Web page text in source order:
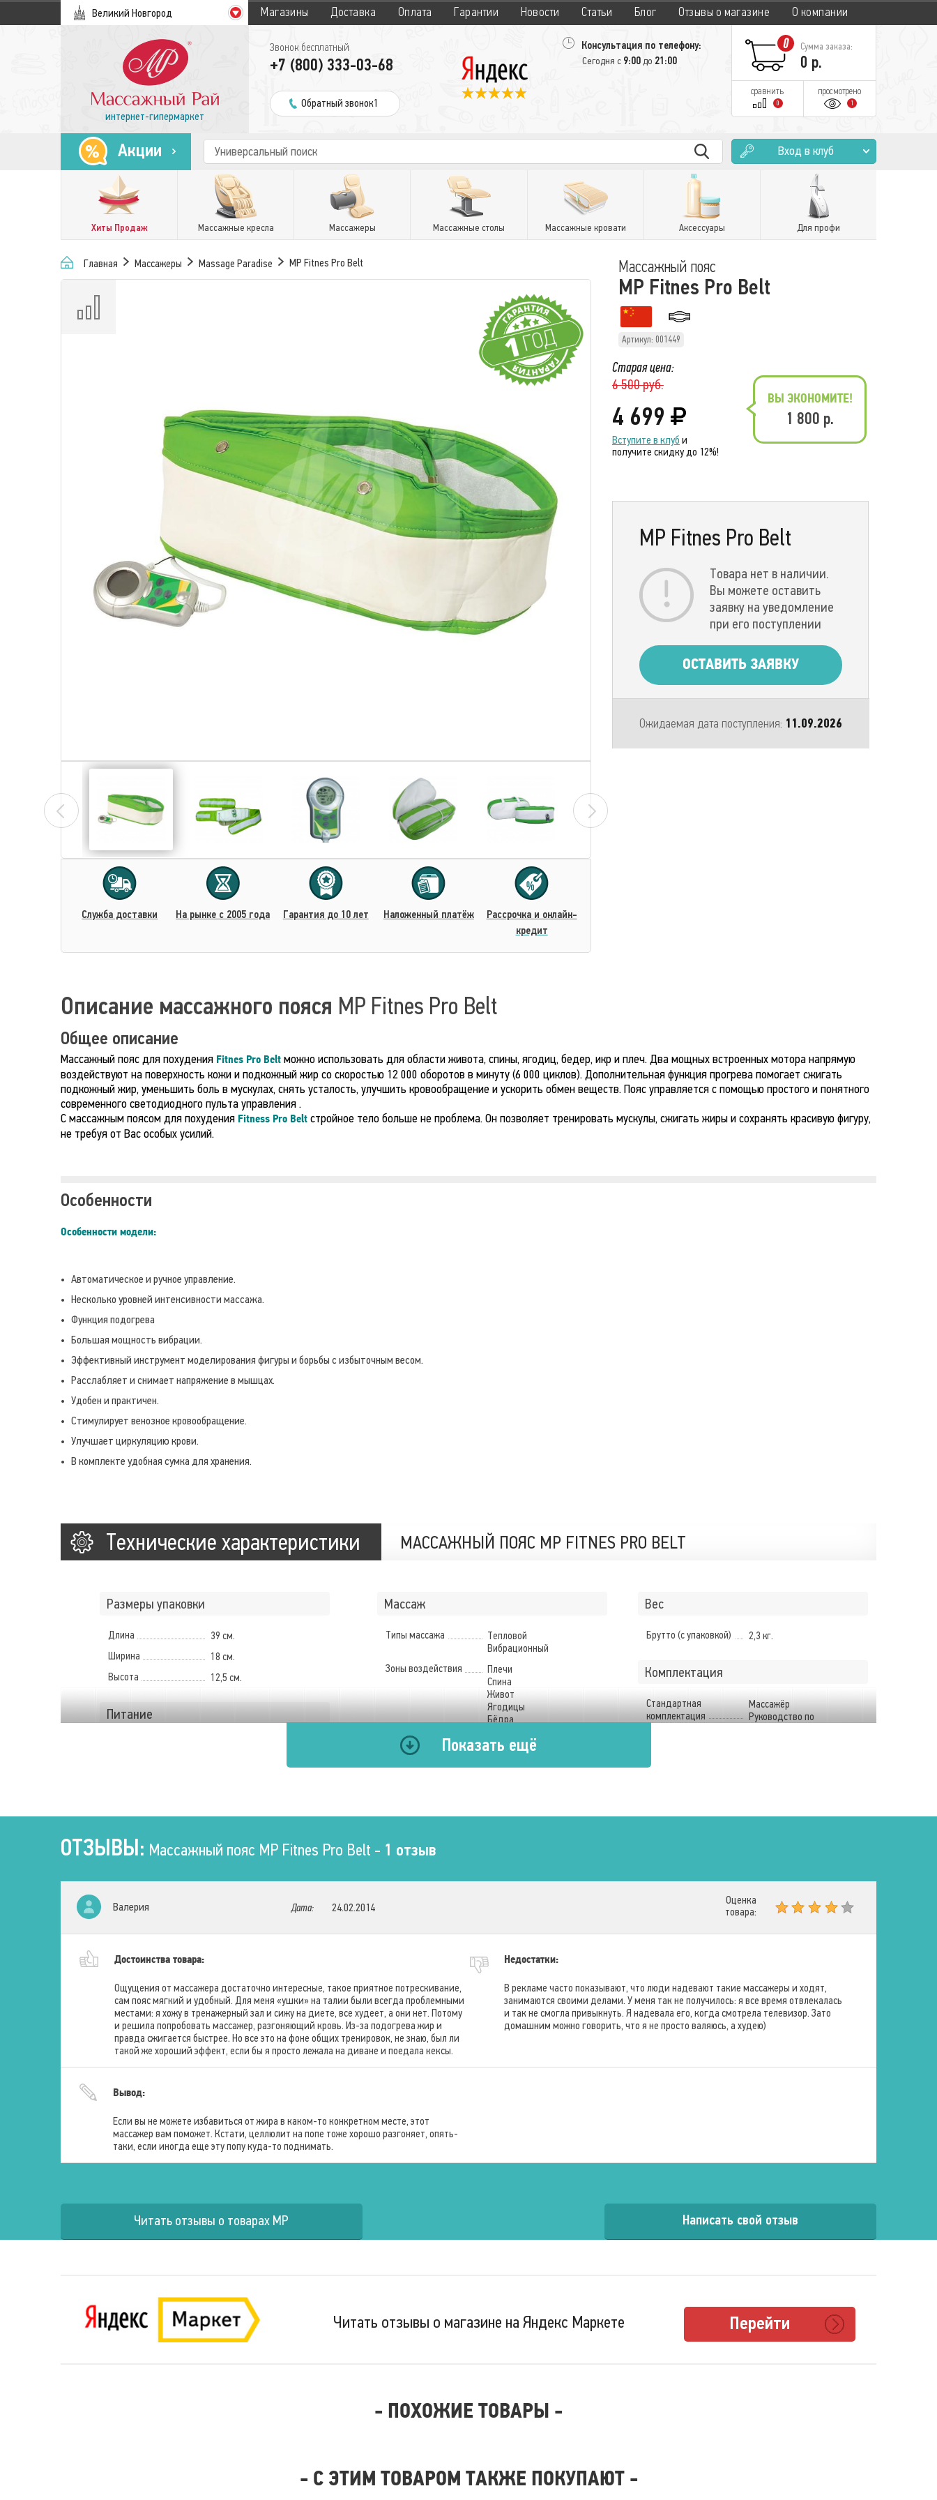
Великий Новгород Магазины Доставка Оплата Гарантии Новости Статьи Блог Отзывы о магазине О компании
интернет-гипермаркет
Звонок бесплатный
+7 (800) 333-03-68
Обратный звонок1
Консультация по телефону:
Сегодня с 9:00до 21:00
0 Сумма заказа:
0 р.
сравнить
0
просмотрено
1
Акции Вход в клуб
Хиты Продаж Массажные кресла Массажеры Массажные столы Массажные кровати Аксессуары Для профи
Главная Массажеры Massage Paradise MP Fitnes Pro Belt Массажный пояс
MP Fitnes Pro Belt
Артикул: 001449
Старая цена:
6 500 руб.
4 699
Вступите в клуб и
получите скидку до 12%!
ВЫ ЭКОНОМИТЕ!
1 800 р.
MP Fitnes Pro Belt
Товара нет в наличии.
Вы можете оставить
заявку на уведомление
при его поступлении
ОСТАВИТЬ ЗАЯВКУ
Ожидаемая дата поступления: 11.09.2026
Cлужба доставки На рынке с 2005 года Гарантия до 10 лет Наложенный платёж
Рассрочка и онлайн-
кредит
Описание массажного пояся MP Fitnes Pro Belt
Общее описание
Массажный пояс для похудения Fitnes Pro Belt можно использовать для области живота, спины, ягодиц, бедер, икр и плеч. Два мощных встроенных мотора напрямую
воздействуют на поверхность кожи и подкожный жир со скоростью 12 000 оборотов в минуту (6 000 циклов). Дополнительная функция прогрева помогает сжигать
подкожный жир, уменьшить боль в мускулах, снять усталость, улучшить кровообращение и ускорить обмен веществ. Пояс управляется с помощью простого и понятного
современного светодиодного пульта управления .
С массажным поясом для похудения Fitness Pro Belt стройное тело больше не проблема. Он позволяет тренировать мускулы, сжигать жиры и сохранять красивую фигуру,
не требуя от Вас особых усилий.
Особенности
Особенности модели:
Автоматическое и ручное управление.
Несколько уровней интенсивности массажа.
Функция подогрева
Большая мощность вибрации.
Эффективный инструмент моделирования фигуры и борьбы с избыточным весом.
Расслабляет и снимает напряжение в мышцах.
Удобен и практичен.
Стимулирует венозное кровообращение.
Улучшает циркуляцию крови.
В комплекте удобная сумка для хранения.
Технические характеристики МАССАЖНЫЙ ПОЯС MP FITNES PRO BELT
Размеры упаковки
Длина
39 см.
Ширина
18 см.
Высота
12,5 см.
Питание
Массаж
Типы массажа
Тепловой
Вибрационный
Зоны воздействия
Плечи
Спина
Живот
Ягодицы
Бёдра
Мультимедия
Вес
Брутто (с упаковкой) 2,3 кг.
Комплектация
Стандартная
комплектация
Массажёр
Руководство по
Функции
Показать ещё
ОТЗЫВЫ: Массажный пояс MP Fitnes Pro Belt - 1 отзыв
Валерия Дата: 24.02.2014
Оценка
товара:
Достоинства товара:
Ощущения от массажера достаточно интересные, такое приятное потрескивание,
сам пояс мягкий и удобный. Для меня «ушки» на талии были всегда проблемными
местами: я хожу в тренажерный зал и сижу на диете, все худеет, а они нет. Потому
и решила попробовать массажер, разгоняющий кровь. Из-за подогрева жир и
правда сжигается быстрее. Но все это на фоне общих тренировок, не знаю, был ли
такой же хороший эффект, если бы я просто лежала на диване и поедала кексы.
Недостатки:
В рекламе часто показывают, что люди надевают такие массажеры и ходят,
занимаются своими делами. У меня так не получилось: я все время отвлекалась
и так не смогла привыкнуть. Я надевала его, когда смотрела телевизор. Зато
домашним можно говорить, что я не просто валяюсь, а худею)
Вывод:
Если вы не можете избавиться от жира в каком-то конкретном месте, этот
массажер вам поможет. Кстати, целлюлит на попе тоже хорошо разгоняет, опять-
таки, если иногда еще эту попу куда-то поднимать.
Читать отзывы о товарах MP Написать свой отзыв
Читать отзывы о магазине на Яндекс Маркете Перейти
- ПОХОЖИЕ ТОВАРЫ -
- С ЭТИМ ТОВАРОМ ТАКЖЕ ПОКУПАЮТ -